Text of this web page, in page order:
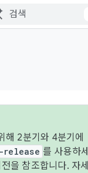
해 2분기와 4분기에
를 사용하세
을 참조합니다. 자세